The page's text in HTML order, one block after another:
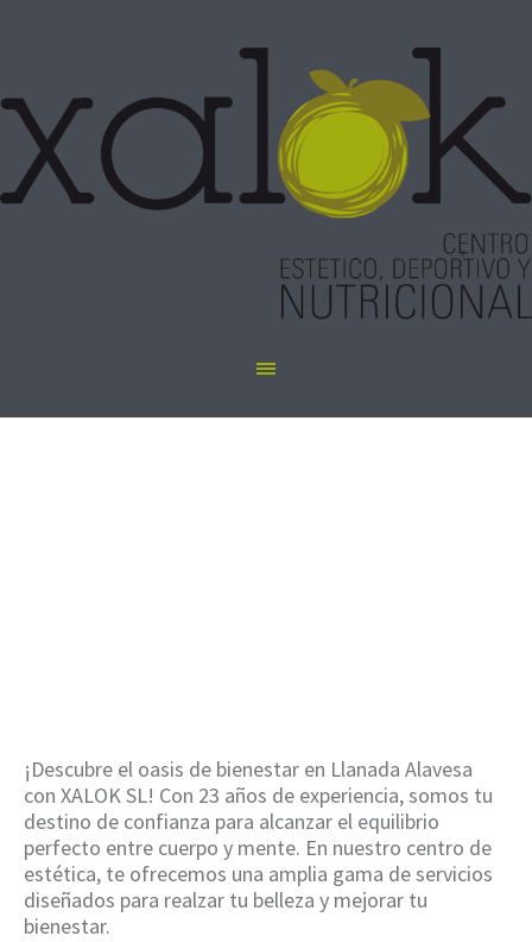
¡Descubre el oasis de bienestar en Llanada Alavesa
con XALOK SL! Con 23 años de experiencia, somos tu
destino de confianza para alcanzar el equilibrio
perfecto entre cuerpo y mente. En nuestro centro de
estética, te ofrecemos una amplia gama de servicios
diseñados para realzar tu belleza y mejorar tu
bienestar.